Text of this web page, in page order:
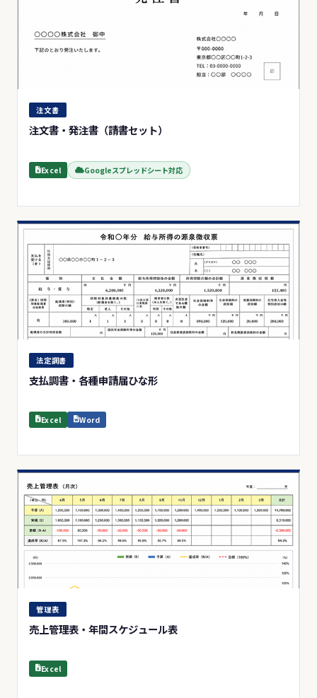
注文書
注文書・発注書（請書セット）
Excel Googleスプレッドシート対応
法定調書
支払調書・各種申請届ひな形
Excel Word
管理表
売上管理表・年間スケジュール表
Excel